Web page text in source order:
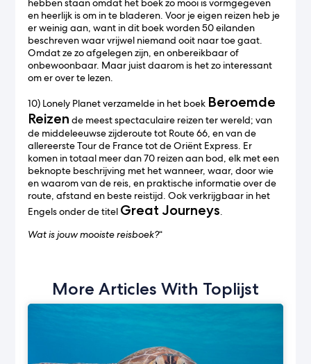
hebben staan omdat het boek zo mooi is vormgegeven
en heerlijk is om in te bladeren. Voor je eigen reizen heb je
er weinig aan, want in dit boek worden 50 eilanden
beschreven waar vrijwel niemand ooit naar toe gaat.
Omdat ze zo afgelegen zijn, en onbereikbaar of
onbewoonbaar. Maar juist daarom is het zo interessant
om er over te lezen.
10) Lonely Planet verzamelde in het boek Beroemde
Reizen de meest spectaculaire reizen ter wereld; van
de middeleeuwse zijderoute tot Route 66, en van de
allereerste Tour de France tot de Oriënt Express. Er
komen in totaal meer dan 70 reizen aan bod, elk met een
beknopte beschrijving met het wanneer, waar, door wie
en waarom van de reis, en praktische informatie over de
route, afstand en beste reistijd. Ook verkrijgbaar in het
Engels onder de titel Great Journeys.
Wat is jouw mooiste reisboek?“
More Articles With Toplijst